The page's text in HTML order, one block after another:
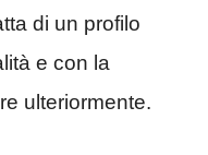
di un profilo
e con la
ulteriormente.